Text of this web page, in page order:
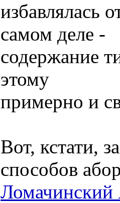
избавлялась
самом деле -
содержание
этому
примерно и
Вот, кстати,
способов
Ломачинский